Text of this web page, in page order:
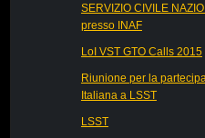
SERVIZIO CIVILE
presso INAF
LoI VST GTO Calls 2015
Riunione per la
Italiana a LSST
LSST